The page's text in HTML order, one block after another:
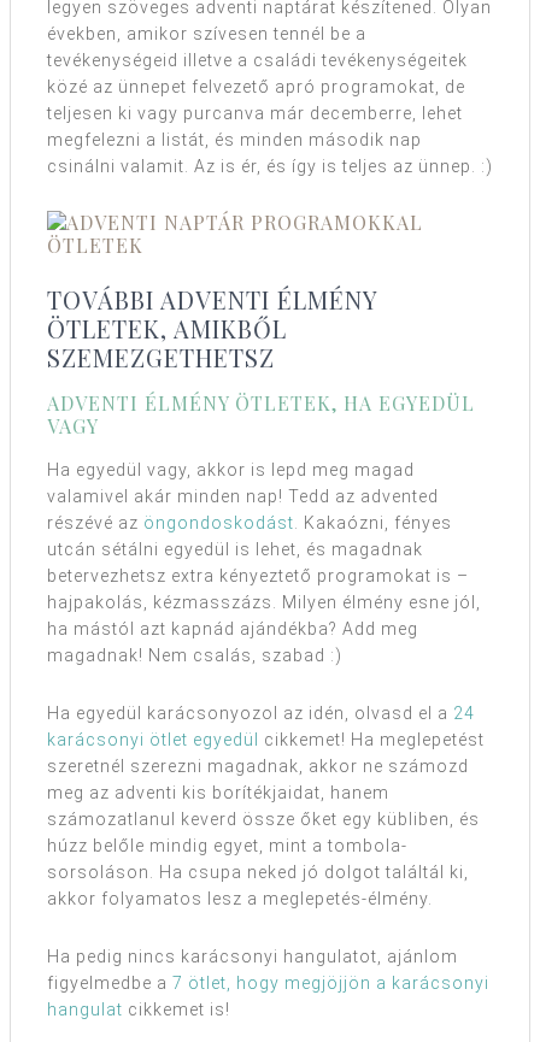
legyen szöveges adventi naptárat készítened. Olyan
években, amikor szívesen tennél be a
tevékenységeid illetve a családi tevékenységeitek
közé az ünnepet felvezető apró programokat, de
teljesen ki vagy purcanva már decemberre, lehet
megfelezni a listát, és minden második nap
csinálni valamit. Az is ér, és így is teljes az ünnep. :)
TOVÁBBI ADVENTI ÉLMÉNY
ÖTLETEK, AMIKBŐL
SZEMEZGETHETSZ
ADVENTI ÉLMÉNY ÖTLETEK, HA EGYEDÜL
VAGY
Ha egyedül vagy, akkor is lepd meg magad
valamivel akár minden nap! Tedd az advented
részévé az öngondoskodást . Kakaózni, fényes
utcán sétálni egyedül is lehet, és magadnak
betervezhetsz extra kényeztető programokat is –
hajpakolás, kézmasszázs. Milyen élmény esne jól,
ha mástól azt kapnád ajándékba? Add meg
magadnak! Nem csalás, szabad :)
Ha egyedül karácsonyozol az idén, olvasd el a 24
karácsonyi ötlet egyedül
cikkemet! Ha meglepetést
szeretnél szerezni magadnak, akkor ne számozd
meg az adventi kis borítékjaidat, hanem
számozatlanul keverd össze őket egy kübliben, és
húzz belőle mindig egyet, mint a tombola-
sorsoláson. Ha csupa neked jó dolgot találtál ki,
akkor folyamatos lesz a meglepetés-élmény.
Ha pedig nincs karácsonyi hangulatot, ajánlom
figyelmedbe a 7 ötlet, hogy megjöjjön a karácsonyi
hangulat cikkemet is!